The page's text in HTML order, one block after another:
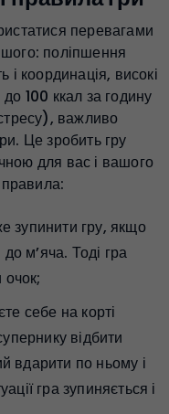
перевагами
поліпшення
координація, високі
100 ккал за годину
важливо
Це зробить гру
для вас і вашого
зупинити гру, якщо
м’яча. Тоді гра
очок;
себе на корті
відбити
вдарити по ньому і
гра зупиняється і